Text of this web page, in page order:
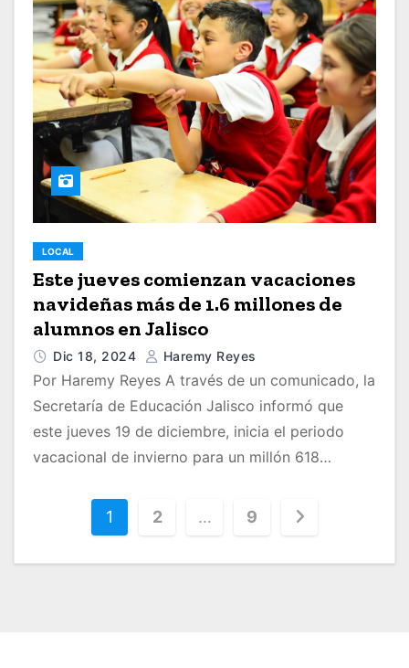
LOCAL
Este jueves comienzan vacaciones
navideñas más de 1.6 millones de
alumnos en Jalisco
Dic 18, 2024 Haremy Reyes
Por Haremy Reyes A través de un comunicado, la
Secretaría de Educación Jalisco informó que
este jueves 19 de diciembre, inicia el periodo
vacacional de invierno para un millón 618…
1 2 … 9